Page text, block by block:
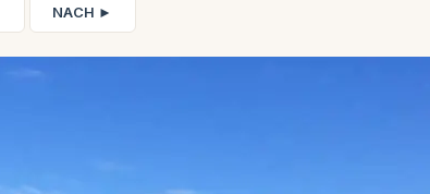
NACH ►